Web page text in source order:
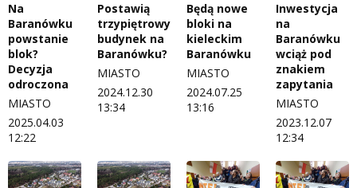
Na
Baranówku
powstanie
blok?
Decyzja
odroczona
MIASTO
2025.04.03
12:22
Postawią
trzypiętrowy
budynek na
Baranówku?
MIASTO
2024.12.30
13:34
Będą nowe
bloki na
kieleckim
Baranówku
MIASTO
2024.07.25
13:16
Inwestycja
na
Baranówku
wciąż pod
znakiem
zapytania
MIASTO
2023.12.07
12:34